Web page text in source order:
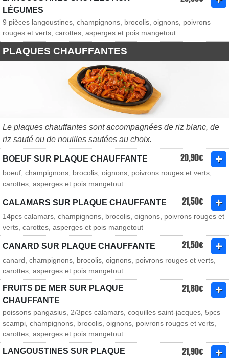
LÉGUMES
9 pièces langoustines, champignons, brocolis, oignons, poivrons
rouges et verts, carottes, asperges et pois mangetout
PLAQUES CHAUFFANTES
Le plaques chauffantes sont accompagnées de riz blanc, de
riz sauté ou de nouilles sautées au choix.
BOEUF SUR PLAQUE CHAUFFANTE 20,90€
boeuf, champignons, brocolis, oignons, poivrons rouges et verts,
carottes, asperges et pois mangetout
CALAMARS SUR PLAQUE CHAUFFANTE 21,50€
14pcs calamars, champignons, brocolis, oignons, poivrons rouges et
verts, carottes, asperges et pois mangetout
CANARD SUR PLAQUE CHAUFFANTE 21,50€
canard, champignons, brocolis, oignons, poivrons rouges et verts,
carottes, asperges et pois mangetout
FRUITS DE MER SUR PLAQUE
CHAUFFANTE
21,80€
poissons pangasius, 2/3pcs calamars, coquilles saint-jacques, 5pcs
scampi, champignons, brocolis, oignons, poivrons rouges et verts,
carottes, asperges et pois mangetout
LANGOUSTINES SUR PLAQUE
21,90€